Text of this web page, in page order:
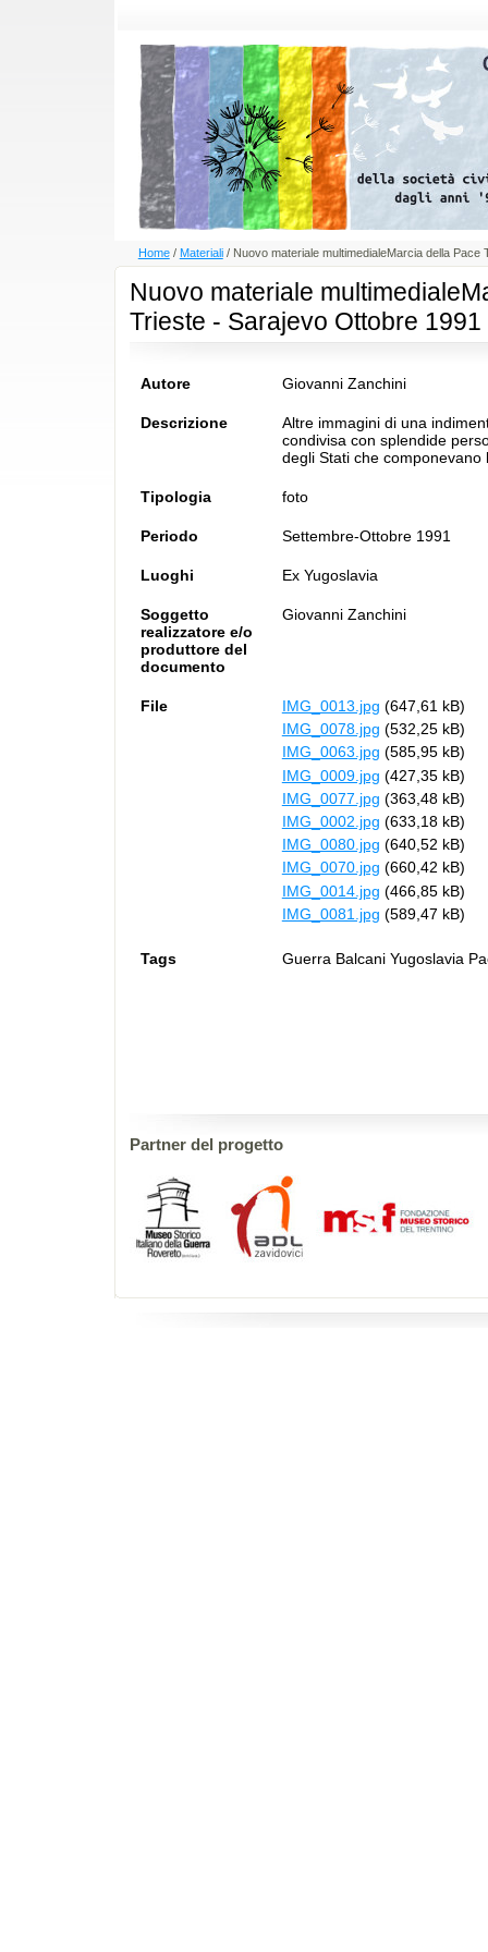
Home / Materiali / Nuovo materiale multimedialeMarcia della
Nuovo materiale
Trieste - Sarajevo Ottobre 1991
Autore Giovanni Zanchini
Descrizione
Altre immagini di una
condivisa con splendide
degli Stati che componevano
Tipologia foto
Periodo Settembre-Ottobre 1991
Luoghi Ex Yugoslavia
Soggetto
realizzatore e/o
produttore del
documento
Giovanni Zanchini
File IMG_0013.jpg (647,61 kB)
IMG_0078.jpg (532,25 kB)
IMG_0063.jpg (585,95 kB)
IMG_0009.jpg (427,35 kB)
IMG_0077.jpg (363,48 kB)
IMG_0002.jpg (633,18 kB)
IMG_0080.jpg (640,52 kB)
IMG_0070.jpg (660,42 kB)
IMG_0014.jpg (466,85 kB)
IMG_0081.jpg (589,47 kB)
Tags Guerra Balcani Yugoslavia
Partner del progetto